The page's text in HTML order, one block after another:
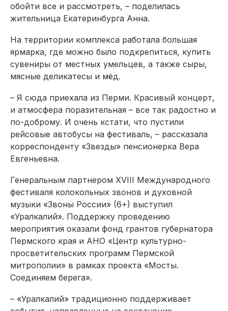
обойти все и рассмотреть, – поделилась
жительница Екатеринбурга Анна.
На территории комплекса работала большая
ярмарка, где можно было подкрепиться, купить
сувениры от местных умельцев, а также сыры,
мясные деликатесы и мёд.
– Я сюда приехала из Перми. Красивый концерт,
и атмосфера поразительная – все так радостно и
по-доброму. И очень кстати, что пустили
рейсовые автобусы на фестиваль, – рассказала
корреспонденту «Звезды» пенсионерка Вера
Евгеньевна.
Генеральным партнером XVIII Международного
фестиваля колокольных звонов и духовной
музыки «Звоны России» (6+) выступил
«Уралкалий». Поддержку проведению
мероприятия оказали фонд грантов губернатора
Пермского края и АНО «Центр культурно-
просветительских программ Пермской
митрополии» в рамках проекта «Мосты.
Соединяем берега».
– «Уралкалий» традиционно поддерживает